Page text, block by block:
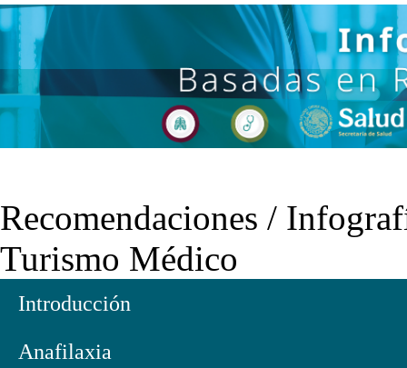
Recomendaciones /
Turismo Médico
Introducción
Anafilaxia